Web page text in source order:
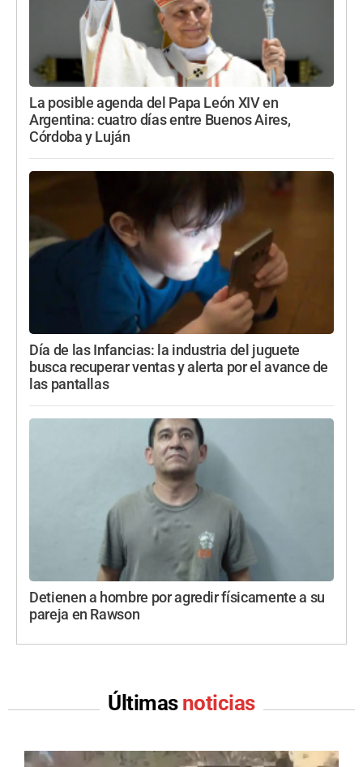
La posible agenda del Papa León XIV en
Argentina: cuatro días entre Buenos Aires,
Córdoba y Luján
Día de las Infancias: la industria del juguete
busca recuperar ventas y alerta por el avance de
las pantallas
Detienen a hombre por agredir físicamente a su
pareja en Rawson
Últimas noticias